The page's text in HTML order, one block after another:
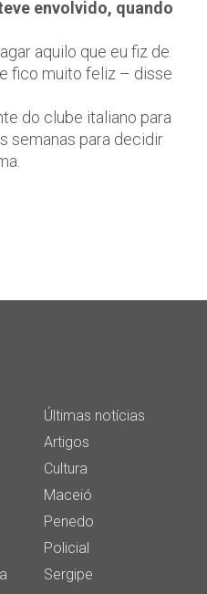
envolvido, quando
aquilo que eu fiz de
fico muito feliz – disse
do clube italiano para
semanas para decidir
Últimas notícias
Artigos
Cultura
Maceió
Penedo
Policial
Sergipe